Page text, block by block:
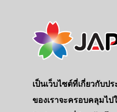
เป็นเว็บไซต์ที่เกี่ยวกับป
ของเราจะครอบคลุมไป